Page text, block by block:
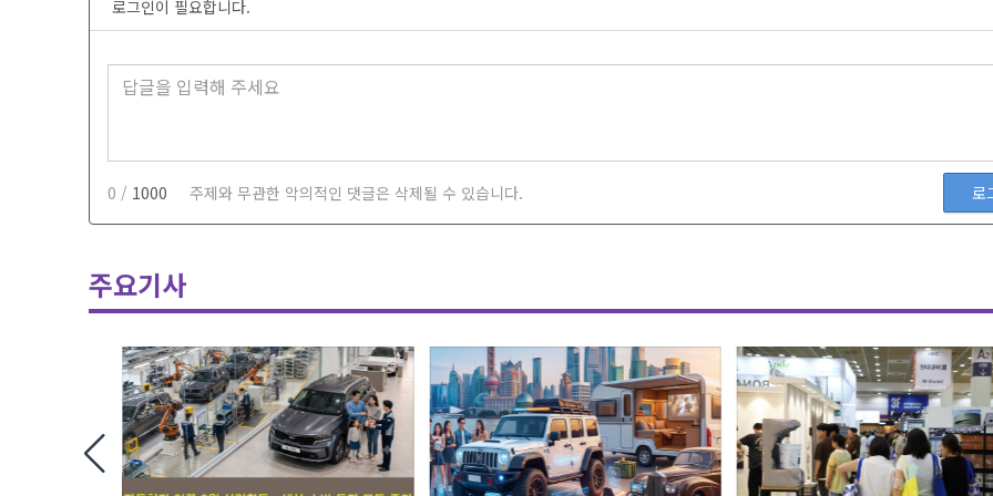
로그인이 필요합니다.
0 / 1000 주제와 무관한 악의적인 댓글은 삭제될 수 있습니다. 로
주요기사